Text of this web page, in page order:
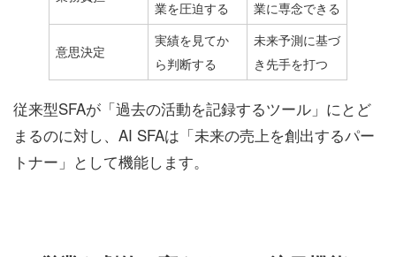
業を圧迫する
業に専念できる
意思決定
実績を見てか
ら判断する
未来予測に基づ
き先手を打つ
従来型SFAが「過去の活動を記録するツール」にとど
まるのに対し、AI SFAは「未来の売上を創出するパー
トナー」として機能します。